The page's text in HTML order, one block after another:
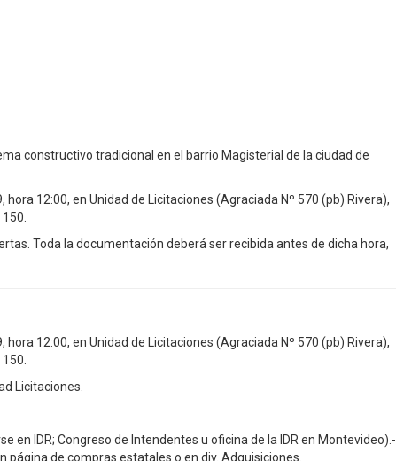
constructivo tradicional en el barrio Magisterial de la ciudad de
12:00, en Unidad de Licitaciones (Agraciada Nº 570 (pb) Rivera),
Toda la documentación deberá ser recibida antes de dicha hora,
12:00, en Unidad de Licitaciones (Agraciada Nº 570 (pb) Rivera),
Licitaciones.
en IDR; Congreso de Intendentes u oficina de la IDR en Montevideo).-
página de compras estatales o en div. Adquisiciones.